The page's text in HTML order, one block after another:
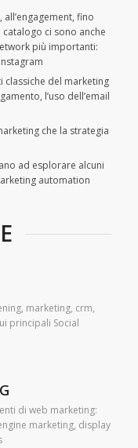
fino
catalogo ci sono anche
più importanti:
classiche del marketing
l’uso dell’email
che la strategia
ad esplorare alcuni
automation
marketing, crm,
principali Social
di web marketing:
marketing, display